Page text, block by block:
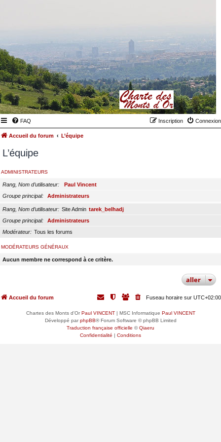
FAQ Connexion
Inscription
Accueil du forum L’équipe
L’équipe
ADMINISTRATEURS
Rang, Nom d’utilisateur
Paul Vincent
Groupe principal
Administrateurs
Rang, Nom d’utilisateur Site Admin tarek_belhadj
Groupe principal
Administrateurs
Modérateur
Tous les forums
MODÉRATEURS GÉNÉRAUX
Aucun membre ne correspond à ce critère.
aller
Accueil du forum Fuseau horaire sur UTC+02:00
Chartes des Monts d'OrPaul VINCENT| MSC Informatique Paul VINCENT
Développé parphpBB® Forum Software © phpBB Limited
Traduction française officielle ©Qiaeru
Confidentialité | Conditions